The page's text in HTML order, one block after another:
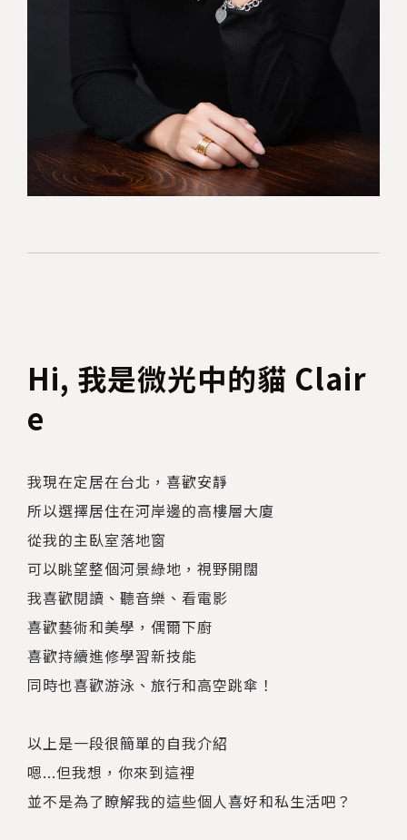
Hi, 我是微光中的貓 Clair
e
我現在定居在台北，喜歡安靜
所以選擇居住在河岸邊的高樓層大廈
從我的主臥室落地窗
可以眺望整個河景綠地，視野開闊
我喜歡閱讀、聽音樂、看電影
喜歡藝術和美學，偶爾下廚
喜歡持續進修學習新技能
同時也喜歡游泳、旅行和高空跳傘！
以上是一段很簡單的自我介紹
嗯...但我想，你來到這裡
並不是為了瞭解我的這些個人喜好和私生活吧？